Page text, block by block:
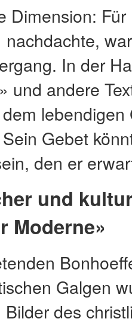
Dimension:
In der
und andere
Gebet
den er
und
Moderne»
Galgen
des